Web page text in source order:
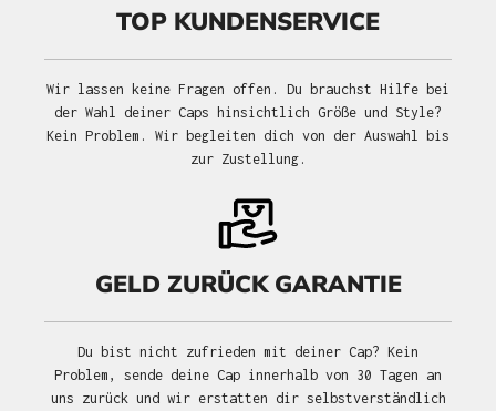
TOP KUNDENSERVICE
Wir lassen keine Fragen offen. Du brauchst Hilfe bei
der Wahl deiner Caps hinsichtlich Größe und Style?
Kein Problem. Wir begleiten dich von der Auswahl bis
zur Zustellung.
GELD ZURÜCK GARANTIE
Du bist nicht zufrieden mit deiner Cap? Kein
Problem, sende deine Cap innerhalb von 30 Tagen an
uns zurück und wir erstatten dir selbstverständlich